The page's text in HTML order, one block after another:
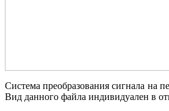
Система преобразования сигнала на
Вид данного файла индивидуален в